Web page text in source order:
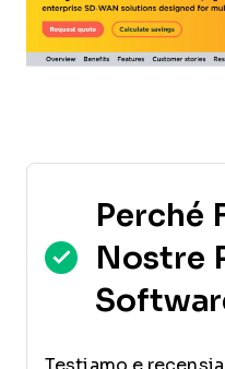
Perché
Nostre
Testiamo e